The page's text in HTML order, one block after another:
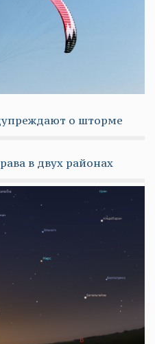
о шторме
в двух районах